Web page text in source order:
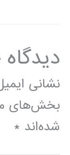
نشانی
بخش‌های
شده‌اند *